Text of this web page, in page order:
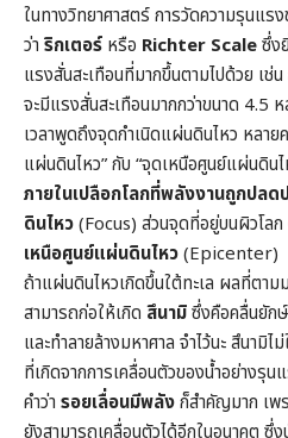
ในทางวิทยาศาสตร์ การวัดความรุนแร
ว่า ริกเตอร์ หรือ Richter Scaleซึ่ง
แรงสั่นสะเทือนที่มากขึ้นตามไปด้วย เ
จะมีแรงสั่นสะเทือนมากกว่าขนาด 4.5 ห
เวลาพูดถึงจุดกำเนิดแผ่นดินไหว หลาย
แผ่นดินไหว” กับ “จุดเหนือศูนย์แผ่นดิน
ภายในเปลือกโลกที่พลังงานถูกปลด
ดินไหว(Focus) ส่วนจุดที่อยู่บนผิวโล
เหนือศูนย์แผ่นดินไหว(Epicenter)
ถ้าแผ่นดินไหวเกิดขึ้นใต้ทะเล ผลที่ตาม
สามารถก่อให้เกิด สึนามิซึ่งคือคลื่นยัก
และทำลายล้างมหาศาล จำไว้นะ สึนามิ
ที่เกิดจากการเคลื่อนตัวของน้ำอย่างรุ
คำว่า รอยเลื่อนมีพลังก็สำคัญมาก เพ
ยังสามารถเคลื่อนตัวได้อีกในอนาคต ซึ่